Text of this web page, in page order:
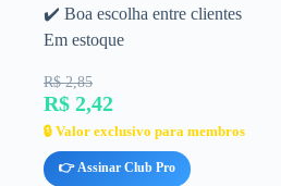
✔️ Boa escolha entre clientes
Em estoque
R$ 2,85
R$ 2,42
🔒 Valor exclusivo para membros
👉 Assinar Club Pro